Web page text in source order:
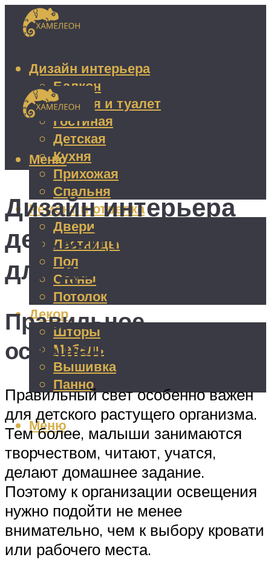
Дизайн интерьера
Балкон
Ванная и туалет
Гостиная
Детская
Кухня
Прихожая
Спальня
Ремонт и отделка
Двери
Лестницы
Пол
Стены
Потолок
Декор
Шторы
Мебель
Вышивка
Панно
Меню
Меню
Дизайн интерьера
детской комнаты
для двух девочек
Правильное
освещение
Правильный свет особенно важен
для детского растущего организма.
Тем более, малыши занимаются
творчеством, читают, учатся,
делают домашнее задание.
Поэтому к организации освещения
нужно подойти не менее
внимательно, чем к выбору кровати
или рабочего места.